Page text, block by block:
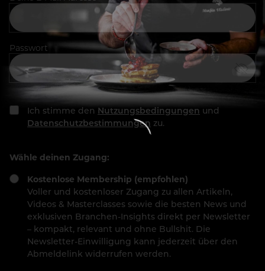
Passwort
Ich stimme den Nutzungsbedingungen und
Datenschutzbestimmungen zu.
Wähle deinen Zugang:
Kostenlose Membership (empfohlen)
Voller und kostenloser Zugang zu allen Artikeln,
Videos & Masterclasses sowie die besten News und
exklusiven Branchen-Insights direkt per Newsletter
– kompakt, relevant und ohne Bullshit. Die
Newsletter-Einwilligung kann jederzeit über den
Abmeldelink widerrufen werden.